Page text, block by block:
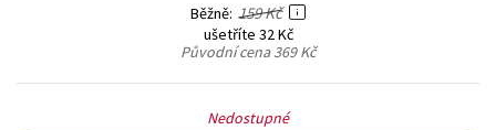
Běžně 159 Kč
ušetříte 32 Kč
Původní cena369 Kč
Nedostupné